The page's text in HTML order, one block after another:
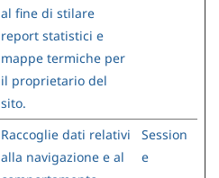
al fine di stilare
report statistici e
mappe termiche per
il proprietario del
sito.
Raccoglie dati relativi
alla navigazione e al
Session
e